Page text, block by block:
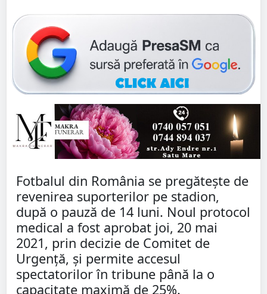
Fotbalul din România se pregătește de
revenirea suporterilor pe stadion,
după o pauză de 14 luni. Noul protocol
medical a fost aprobat joi, 20 mai
2021, prin decizie de Comitet de
Urgență, și permite accesul
spectatorilor în tribune până la o
capacitate maximă de 25%.